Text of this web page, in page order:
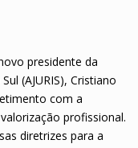
presidente da
(AJURIS), Cristiano
com a
profissional.
diretrizes para a